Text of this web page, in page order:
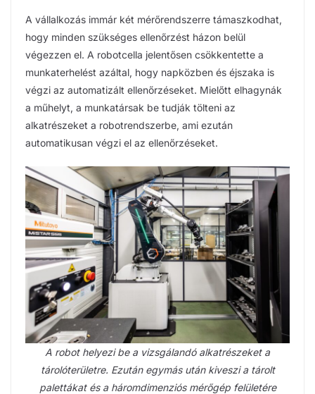
A vállalkozás immár két mérőrendszerre támaszkodhat,
hogy minden szükséges ellenőrzést házon belül
végezzen el. A robotcella jelentősen csökkentette a
munkaterhelést azáltal, hogy napközben és éjszaka is
végzi az automatizált ellenőrzéseket. Mielőtt elhagynák
a műhelyt, a munkatársak be tudják tölteni az
alkatrészeket a robotrendszerbe, ami ezután
automatikusan végzi el az ellenőrzéseket.
A robot helyezi be a vizsgálandó alkatrészeket a
tárolóterületre. Ezután egymás után kiveszi a tárolt
palettákat és a háromdimenziós mérőgép felületére